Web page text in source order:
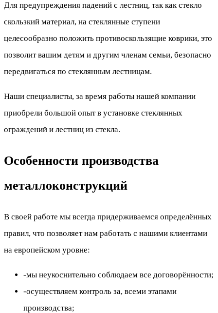
Для предупреждения падений с лестниц, так как стекло
скользкий материал, на стеклянные ступени
целесообразно положить противоскользящие коврики, это
позволит вашим детям и другим членам семьи, безопасно
передвигаться по стеклянным лестницам.
Наши специалисты, за время работы нашей компании
приобрели большой опыт в установке стеклянных
ограждений и лестниц из стекла.
Особенности производства
металлоконструкций
В своей работе мы всегда придерживаемся определённых
правил, что позволяет нам работать с нашими клиентами
на европейском уровне:
-мы неукоснительно соблюдаем все договорённости;
-осуществляем контроль за, всеми этапами
производства;